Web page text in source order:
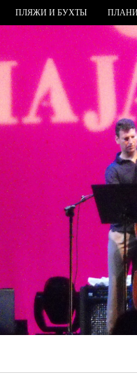
ПЛЯЖИ И БУХТЫ